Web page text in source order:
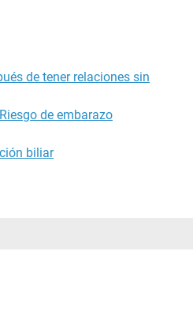
de tener relaciones sin
de embarazo
biliar